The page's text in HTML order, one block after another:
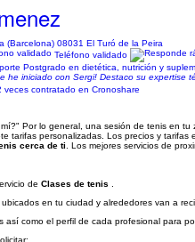
(Barcelona) 08031 El Turó de la Peira
Teléfono validado
Postgrado en dietética, nutrición y
he iniciado con Sergi! Destaco su expertise
veces contratado en Cronoshare
Por lo general, una sesión de tenis en
tarifas personalizadas. Los precios y tarifas
cerca de ti . Los mejores servicios de
de Clases de tenis
en tu ciudad y alrededores van a
como el perfil de cada profesional para